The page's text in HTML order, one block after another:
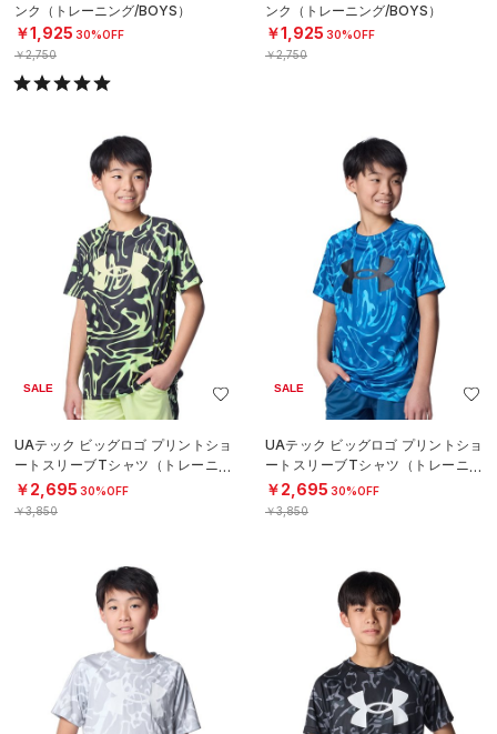
ンク（トレーニング/BOYS）
￥1,925 30%OFF
￥2,750
ンク（トレーニング/BOYS）
￥1,925 30%OFF
￥2,750
SALE
UAテック ビッグロゴ プリントショ
ートスリーブTシャツ（トレーニン
グ/BOYS）
￥2,695 30%OFF
￥3,850
SALE
UAテック ビッグロゴ プリントショ
ートスリーブTシャツ（トレーニン
グ/BOYS）
￥2,695 30%OFF
￥3,850